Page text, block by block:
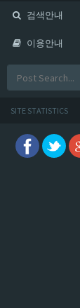
검색안내
이용안내
SITE STATISTICS